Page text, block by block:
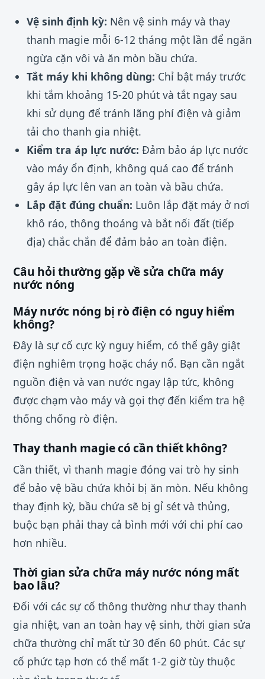
Vệ sinh định kỳ: Nên vệ sinh máy và thay
thanh magie mỗi 6-12 tháng một lần để ngăn
ngừa cặn vôi và ăn mòn bầu chứa.
Tắt máy khi không dùng: Chỉ bật máy trước
khi tắm khoảng 15-20 phút và tắt ngay sau
khi sử dụng để tránh lãng phí điện và giảm
tải cho thanh gia nhiệt.
Kiểm tra áp lực nước: Đảm bảo áp lực nước
vào máy ổn định, không quá cao để tránh
gây áp lực lên van an toàn và bầu chứa.
Lắp đặt đúng chuẩn: Luôn lắp đặt máy ở nơi
khô ráo, thông thoáng và bắt nối đất (tiếp
địa) chắc chắn để đảm bảo an toàn điện.
Câu hỏi thường gặp về sửa chữa máy
nước nóng
Máy nước nóng bị rò điện có nguy hiểm
không?
Đây là sự cố cực kỳ nguy hiểm, có thể gây giật
điện nghiêm trọng hoặc cháy nổ. Bạn cần ngắt
nguồn điện và van nước ngay lập tức, không
được chạm vào máy và gọi thợ đến kiểm tra hệ
thống chống rò điện.
Thay thanh magie có cần thiết không?
Cần thiết, vì thanh magie đóng vai trò hy sinh
để bảo vệ bầu chứa khỏi bị ăn mòn. Nếu không
thay định kỳ, bầu chứa sẽ bị gỉ sét và thủng,
buộc bạn phải thay cả bình mới với chi phí cao
hơn nhiều.
Thời gian sửa chữa máy nước nóng mất
bao lâu?
Đối với các sự cố thông thường như thay thanh
gia nhiệt, van an toàn hay vệ sinh, thời gian sửa
chữa thường chỉ mất từ 30 đến 60 phút. Các sự
cố phức tạp hơn có thể mất 1-2 giờ tùy thuộc